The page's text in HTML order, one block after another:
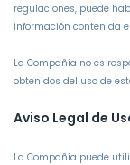
regulaciones, puede
información contenida
La Compañía no es
obtenidos del uso de
Aviso Legal de
La Compañía puede